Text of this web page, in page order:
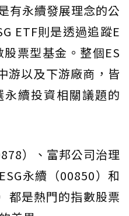
有永續發展理念的公
ETF則是透過追蹤E
票型基金。整個ES
游以及下游廠商，皆
續投資相關議題的
）、富邦公司治理
永續（00850）和
都是熱門的指數股票